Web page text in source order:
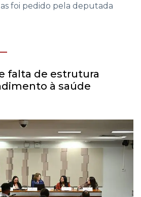
foi pedido pela deputada
falta de estrutura
à saúde